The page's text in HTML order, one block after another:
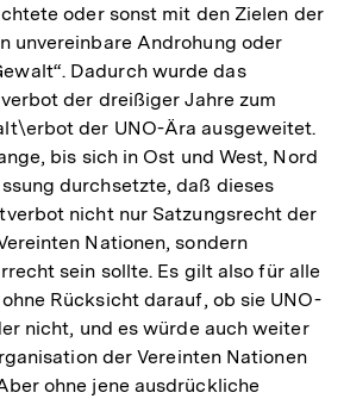
oder sonst mit den Zielen der
unvereinbare Androhung oder
Dadurch wurde das
der dreißiger Jahre zum
der UNO-Ära ausgeweitet.
bis sich in Ost und West, Nord
durchsetzte, daß dieses
nicht nur Satzungsrecht der
Nationen, sondern
sein sollte. Es gilt also für alle
Rücksicht darauf, ob sie UNO-
nicht, und es würde auch weiter
der Vereinten Nationen
ohne jene ausdrückliche